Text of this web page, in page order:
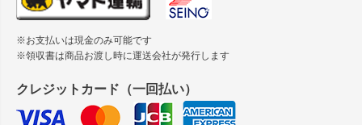
※お支払いは現金のみ可能です
※領収書は商品お渡し時に運送会社が発行します
クレジットカード（一回払い）